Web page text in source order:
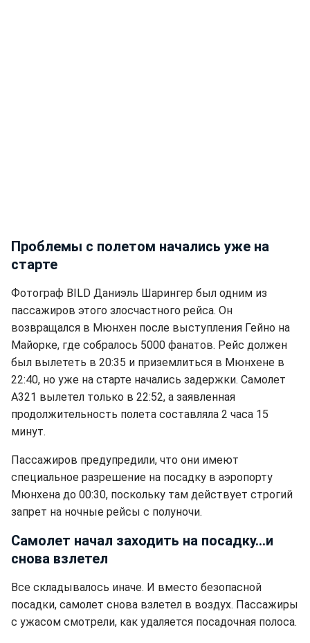
Проблемы с полетом начались уже на
старте
Фотограф BILD Даниэль Шарингер был одним из
пассажиров этого злосчастного рейса. Он
возвращался в Мюнхен после выступления Гейно на
Майорке, где собралось 5000 фанатов. Рейс должен
был вылететь в 20:35 и приземлиться в Мюнхене в
22:40, но уже на старте начались задержки. Самолет
A321 вылетел только в 22:52, а заявленная
продолжительность полета составляла 2 часа 15
минут.
Пассажиров предупредили, что они имеют
специальное разрешение на посадку в аэропорту
Мюнхена до 00:30, поскольку там действует строгий
запрет на ночные рейсы с полуночи.
Самолет начал заходить на посадку...и
снова взлетел
Все складывалось иначе. И вместо безопасной
посадки, самолет снова взлетел в воздух. Пассажиры
с ужасом смотрели, как удаляется посадочная полоса.